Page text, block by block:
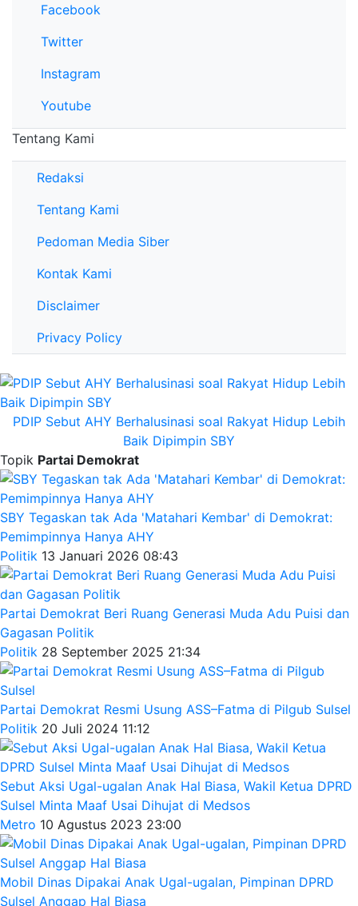
Facebook
Twitter
Instagram
Youtube
Tentang Kami
Redaksi
Tentang Kami
Pedoman Media Siber
Kontak Kami
Disclaimer
Privacy Policy
PDIP Sebut AHY Berhalusinasi soal Rakyat Hidup Lebih
Baik Dipimpin SBY
Topik Partai Demokrat
SBY Tegaskan tak Ada 'Matahari Kembar' di Demokrat:
Pemimpinnya Hanya AHY
Politik 13 Januari 2026 08:43
Partai Demokrat Beri Ruang Generasi Muda Adu Puisi dan
Gagasan Politik
Politik 28 September 2025 21:34
Partai Demokrat Resmi Usung ASS–Fatma di Pilgub Sulsel
Politik 20 Juli 2024 11:12
Sebut Aksi Ugal-ugalan Anak Hal Biasa, Wakil Ketua DPRD
Sulsel Minta Maaf Usai Dihujat di Medsos
Metro 10 Agustus 2023 23:00
Mobil Dinas Dipakai Anak Ugal-ugalan, Pimpinan DPRD
Sulsel Anggap Hal Biasa